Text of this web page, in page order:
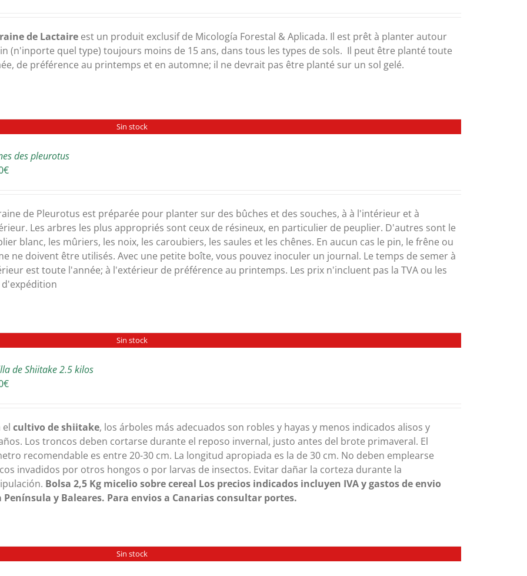
30,00€
à
300,00€
de Lactaire est un produit exclusif de Micología Forestal & Aplicada. Il est prêt à planter autour
(n'inporte quel type) toujours moins de 15 ans, dans tous les types de sols. Il peut être planté toute
de préférence au printemps et en automne; il ne devrait pas être planté sur un sol gelé.
Sin stock
des pleurotus
€
de Pleurotus est préparée pour planter sur des bûches et des souches, à à l'intérieur et à
Les arbres les plus appropriés sont ceux de résineux, en particulier de peuplier. D'autres sont le
blanc, les mûriers, les noix, les caroubiers, les saules et les chênes. En aucun cas le pin, le frêne ou
ne doivent être utilisés. Avec une petite boîte, vous pouvez inoculer un journal. Le temps de semer à
est toute l'année; à l'extérieur de préférence au printemps. Les prix n'incluent pas la TVA ou les
Sin stock
de Shiitake 2.5 kilos
€
elcultivo de shiitake, los árboles más adecuados son robles y hayas y menos indicados alisos y
Los troncos deben cortarse durante el reposo invernal, justo antes del brote primaveral. El
recomendable es entre 20-30 cm. La longitud apropiada es la de 30 cm. No deben emplearse
invadidos por otros hongos o por larvas de insectos. Evitar dañar la corteza durante la
Bolsa 2,5 Kg micelio sobre cereal Los precios indicados incluyen IVA y gastos de envio
Península y Baleares. Para envios a Canarias consultar portes.
Sin stock